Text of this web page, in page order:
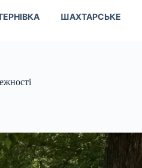
ШАХТАРСЬКЕ